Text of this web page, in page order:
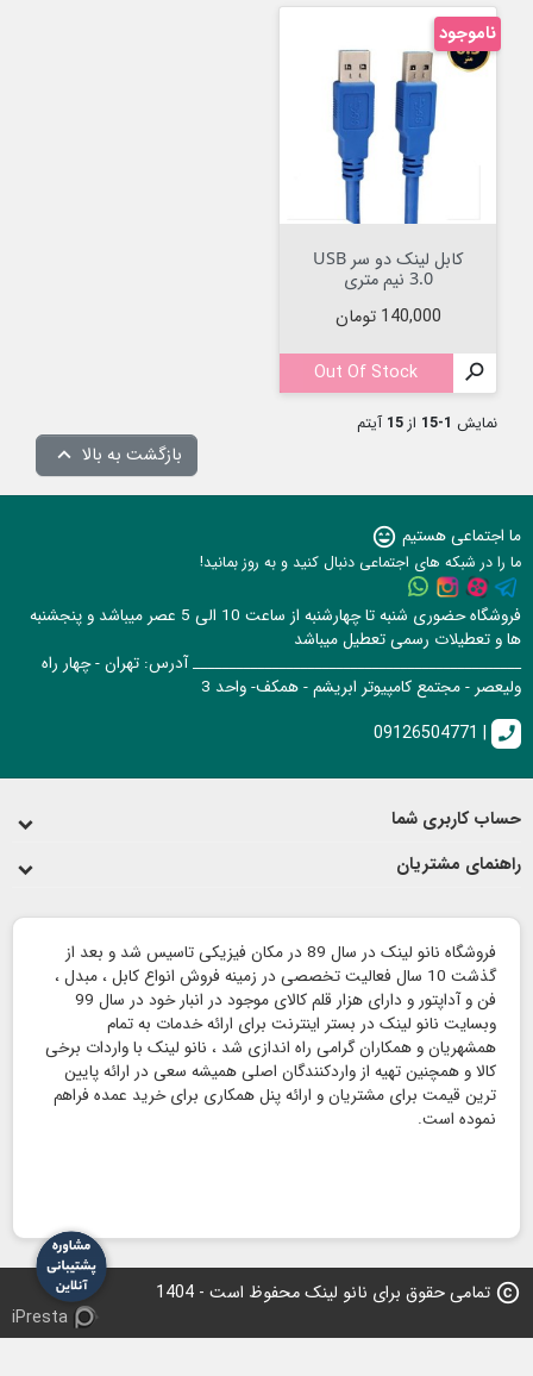
کابل لینک دو سر USB
3.0 نیم متری
قیمت
140,000 تومان

Out Of Stock
ناموجود
نمایش 1-15 از 15 آیتم
بازگشت به بالا 
ما اجتماعی هستیم sentiment_very_satisfied
ما را در شبکه های اجتماعی دنبال کنید و به روز بمانید!
فروشگاه حضوری شنبه تا چهارشنبه از ساعت 10 الی 5 عصر میباشد و پنجشنبه
ها و تعطیلات رسمی تعطیل میباشد
______________________________________________ آدرس: تهران - چهار راه
ولیعصر - مجتمع کامپیوتر ابریشم - همکف- واحد 3
call
09126504771 |
حساب کاربری شما
راهنمای مشتریان
فروشگاه نانو لینک در سال 89 در مکان فیزیکی تاسیس شد و بعد از
گذشت 10 سال فعالیت تخصصی در زمینه فروش انواع کابل ، مبدل ،
فن و آداپتور و دارای هزار قلم کالای موجود در انبار خود در سال 99
وبسایت نانو لینک در بستر اینترنت برای ارائه خدمات به تمام
همشهریان و همکاران گرامی راه اندازی شد ، نانو لینک با واردات برخی
کالا و همچنین تهیه از واردکنندگان اصلی همیشه سعی در ارائه پایین
ترین قیمت برای مشتریان و ارائه پنل همکاری برای خرید عمده فراهم
نموده است.
copyright تمامی حقوق برای نانو لینک محفوظ است - 1404
iPresta